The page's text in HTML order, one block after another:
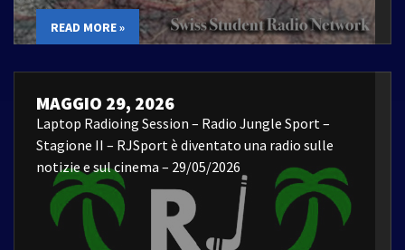
READ MORE »
MAGGIO 29, 2026
Laptop Radioing Session – Radio Jungle Sport –
Stagione II – RJSport è diventato una radio sulle
notizie e sul cinema – 29/05/2026